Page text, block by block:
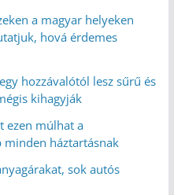
a magyar helyeken
hová érdemes
hozzávalótól lesz sűrű és
kihagyják
ezen múlhat a
háztartásnak
sok autós